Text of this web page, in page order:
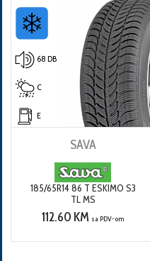
68 DB
C
E
SAVA
185/65R14 86 T ESKIMO S3
TL MS
112.60 KM sa PDV-om